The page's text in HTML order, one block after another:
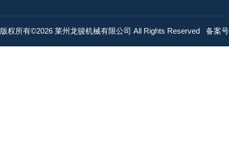
版权所有©2026 莱州龙骏机械有限公司 All Rights Reserved 备案